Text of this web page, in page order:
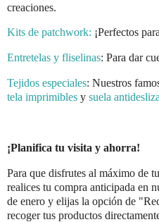
creaciones.
Kits de patchwork: ¡Perfectos
Entretelas y fliselinas: Para dar
Tejidos especiales: Nuestros
tela imprimibles y suela
¡Planifica tu visita y ahorra!
Para que disfrutes al máximo de
realices tu compra anticipada en
de enero y elijas la opción de
recoger tus productos